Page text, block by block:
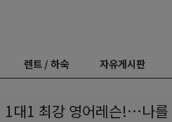
렌트 / 하숙 자유게시판
1대1 최강 영어레슨!…나를